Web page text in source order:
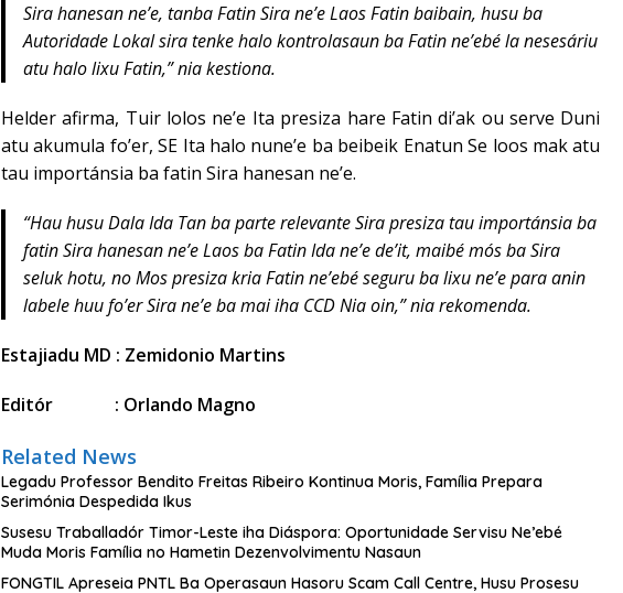
Sira hanesan ne’e, tanba Fatin Sira ne’e Laos Fatin baibain, husu ba
Autoridade Lokal sira tenke halo kontrolasaun ba Fatin ne’ebé la nesesáriu
atu halo lixu Fatin,” nia kestiona.
Helder afirma, Tuir lolos ne’e Ita presiza hare Fatin di’ak ou serve Duni
atu akumula fo’er, SE Ita halo nune’e ba beibeik Enatun Se loos mak atu
tau importánsia ba fatin Sira hanesan ne’e.
“Hau husu Dala Ida Tan ba parte relevante Sira presiza tau importánsia ba
fatin Sira hanesan ne’e Laos ba Fatin Ida ne’e de’it, maibé mós ba Sira
seluk hotu, no Mos presiza kria Fatin ne’ebé seguru ba lixu ne’e para anin
labele huu fo’er Sira ne’e ba mai iha CCD Nia oin,” nia rekomenda.
Estajiadu MD : Zemidonio Martins
Editór : Orlando Magno
Related News
Legadu Professor Bendito Freitas Ribeiro Kontinua Moris, Família Prepara
Serimónia Despedida Ikus
Susesu Traballadór Timor-Leste iha Diáspora: Oportunidade Servisu Ne’ebé
Muda Moris Família no Hametin Dezenvolvimentu Nasaun
FONGTIL Apreseia PNTL Ba Operasaun Hasoru Scam Call Centre, Husu Prosesu